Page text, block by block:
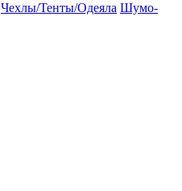
Чехлы/Тенты/Одеяла Шумо-